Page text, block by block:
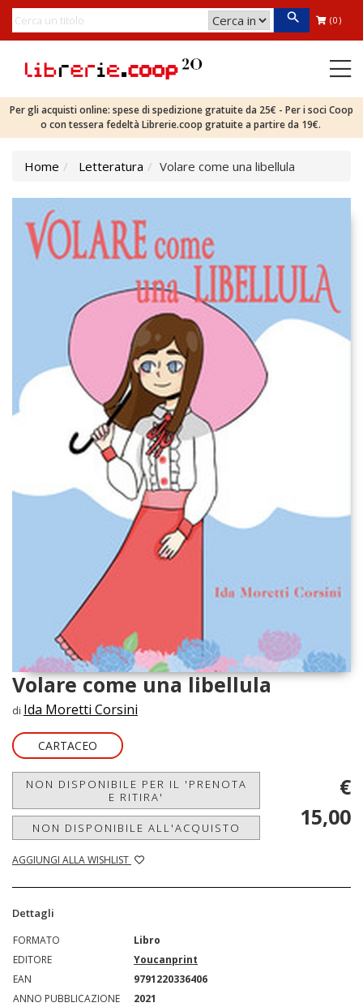
(0)
Per gli acquisti online: spese di spedizione gratuite da 25€ - Per i soci Coop
o con tessera fedeltà Librerie.coop gratuite a partire da 19€.
Home Letteratura Volare come una libellula
Volare come una libellula
di Ida Moretti Corsini
CARTACEO
NON DISPONIBILE PER IL 'PRENOTA
E RITIRA'
NON DISPONIBILE ALL'ACQUISTO
AGGIUNGI ALLA WISHLIST
€
15,00
Dettagli
FORMATO
Libro
EDITORE
Youcanprint
EAN
9791220336406
ANNO PUBBLICAZIONE
2021